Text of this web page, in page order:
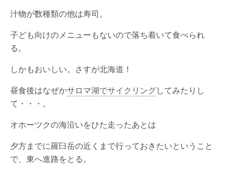
汁物が数種類の他は寿司。
子ども向けのメニューもないので落ち着いて食べられ
る。
しかもおいしい。さすが北海道！
昼食後はなぜかサロマ湖でサイクリングしてみたりし
て・・・。
オホーツクの海沿いをひた走ったあとは
夕方までに羅臼岳の近くまで行っておきたいということ
で、東へ進路をとる。